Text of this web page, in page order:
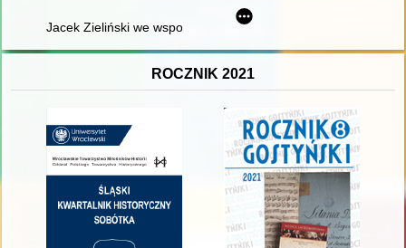
Jacek Zieliński we wspomnieniach fanów
ROCZNIK 2021